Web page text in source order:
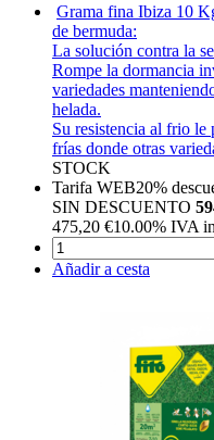
Grama fina Ibiza 10
de bermuda:
La solución contra la
Rompe la dormancia
variedades
helada.
Su resistencia al frio le
frías donde otras
STOCK
Tarifa WEB20%
SIN DESCUENTO
475,20 €10.00% IVA
Añadir a cesta